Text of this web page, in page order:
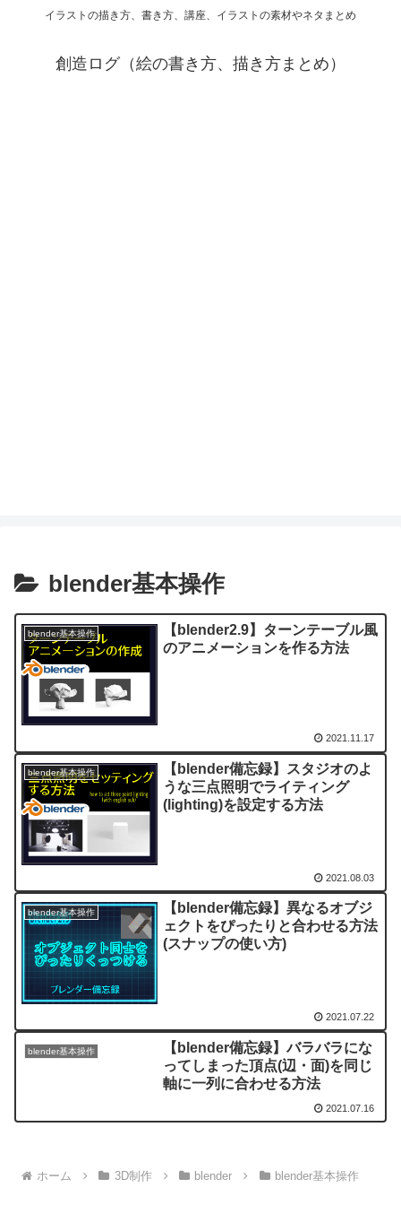
イラストの描き方、書き方、講座、イラストの素材やネタまとめ
創造ログ（絵の書き方、描き方まとめ）
blender基本操作
blender基本操作
【blender2.9】ターンテーブル風
のアニメーションを作る方法
2021.11.17
blender基本操作
【blender備忘録】スタジオのよ
うな三点照明でライティング
(lighting)を設定する方法
2021.08.03
blender基本操作
【blender備忘録】異なるオブジ
ェクトをぴったりと合わせる方法
(スナップの使い方)
2021.07.22
blender基本操作
【blender備忘録】バラバラにな
ってしまった頂点(辺・面)を同じ
軸に一列に合わせる方法
2021.07.16
ホーム 3D制作 blender blender基本操作